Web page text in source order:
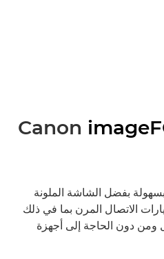
Canon
بفضل الشاشة الملونة
الاتصال المرن بما في ذلك
ومن دون الحاجة إلى أجهزة